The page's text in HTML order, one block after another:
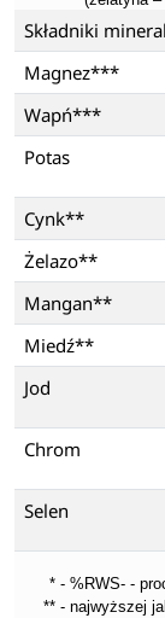
Składniki
Magnez***
Wapń***
Potas
Cynk**
Żelazo**
Mangan**
Miedź**
Jod
Chrom
Selen
* - %RWS- -
** - najwyższej